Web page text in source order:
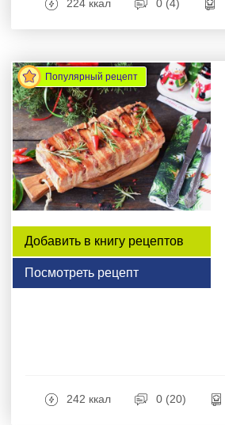
224 ккал 0 (4)
Популярный рецепт
Добавить в книгу рецептов
Посмотреть рецепт
242 ккал 0 (20)